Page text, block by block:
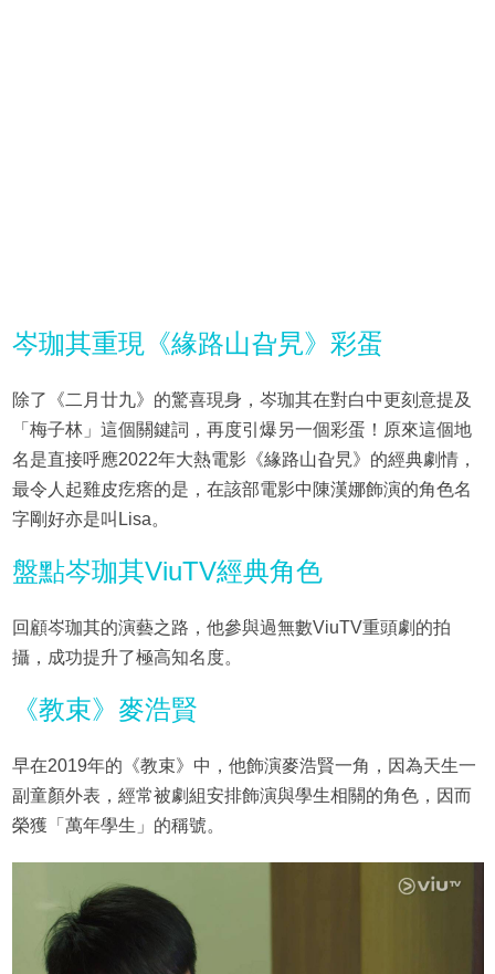
岑珈其重現《緣路山旮旯》彩蛋
除了《二月廿九》的驚喜現身，岑珈其在對白中更刻意提及
「梅子林」這個關鍵詞，再度引爆另一個彩蛋！原來這個地
名是直接呼應2022年大熱電影《緣路山旮旯》的經典劇情，
最令人起雞皮疙瘩的是，在該部電影中陳漢娜飾演的角色名
字剛好亦是叫Lisa。
盤點岑珈其ViuTV經典角色
回顧岑珈其的演藝之路，他參與過無數ViuTV重頭劇的拍
攝，成功提升了極高知名度。
《教束》麥浩賢
早在2019年的《教束》中，他飾演麥浩賢一角，因為天生一
副童顏外表，經常被劇組安排飾演與學生相關的角色，因而
榮獲「萬年學生」的稱號。